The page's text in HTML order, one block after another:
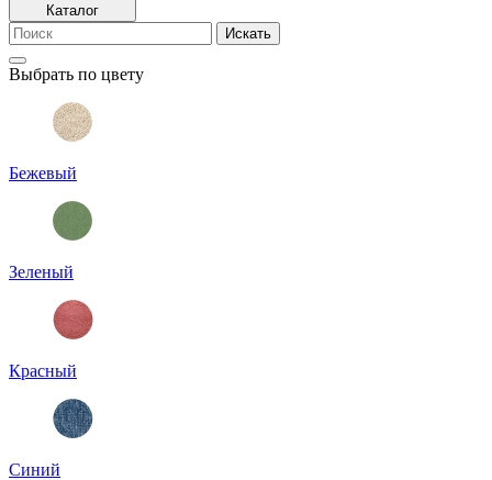
Каталог
Искать
Выбрать по цвету
Бежевый
Зеленый
Красный
Синий